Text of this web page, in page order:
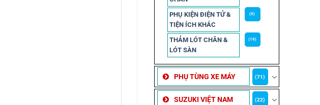
PHỤ KIỆN ĐIỆN TỬ &
TIỆN ÍCH KHÁC
(9)
THẢM LÓT CHÂN &
LÓT SÀN
(19)
PHỤ TÙNG XE MÁY (71)
SUZUKI VIỆT NAM (22)